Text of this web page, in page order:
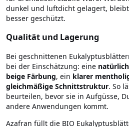
dunkel und luftdicht gelagert,
besser geschützt.
Qualität und Lagerung
Bei geschnittenen
bei der Einschätzung: eine
beige Färbung, ein klarer
gleichmäßige Schnittstruktur. So
beurteilen, bevor sie in Aufgüsse,
andere Anwendungen kommt.
Azafran füllt die BIO